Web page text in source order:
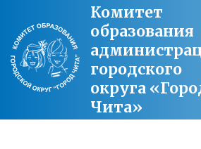
Комитет
образования
городского
округа
Чита»